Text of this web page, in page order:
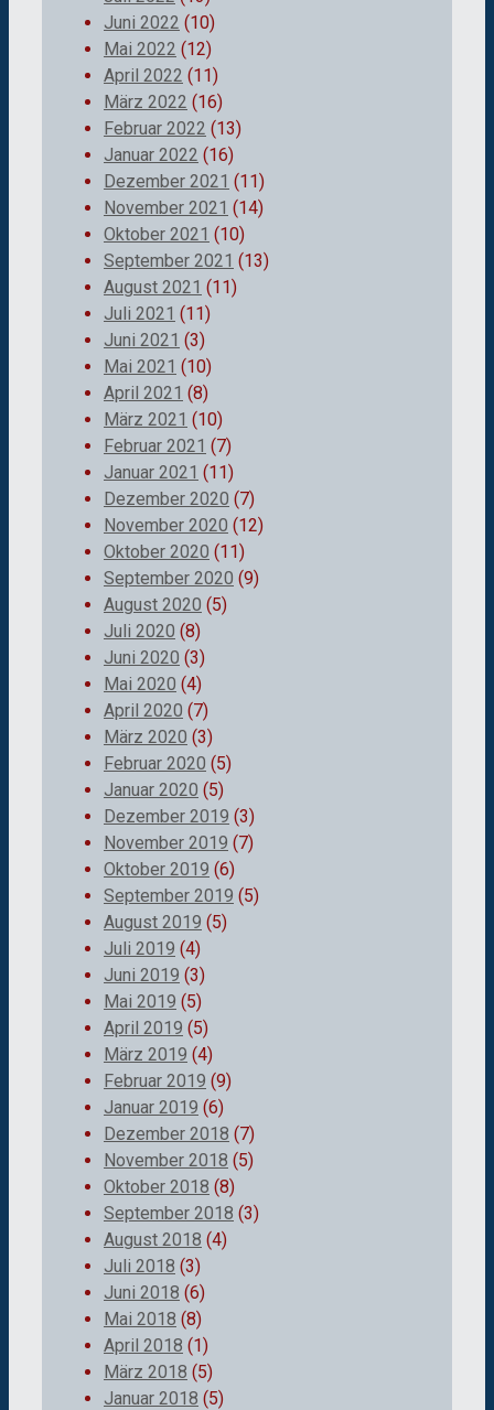
Juni 2022 (10)
Mai 2022 (12)
April 2022 (11)
März 2022 (16)
Februar 2022 (13)
Januar 2022 (16)
Dezember 2021 (11)
November 2021 (14)
Oktober 2021 (10)
September 2021 (13)
August 2021 (11)
Juli 2021 (11)
Juni 2021 (3)
Mai 2021 (10)
April 2021 (8)
März 2021 (10)
Februar 2021 (7)
Januar 2021 (11)
Dezember 2020 (7)
November 2020 (12)
Oktober 2020 (11)
September 2020 (9)
August 2020 (5)
Juli 2020 (8)
Juni 2020 (3)
Mai 2020 (4)
April 2020 (7)
März 2020 (3)
Februar 2020 (5)
Januar 2020 (5)
Dezember 2019 (3)
November 2019 (7)
Oktober 2019 (6)
September 2019 (5)
August 2019 (5)
Juli 2019 (4)
Juni 2019 (3)
Mai 2019 (5)
April 2019 (5)
März 2019 (4)
Februar 2019 (9)
Januar 2019 (6)
Dezember 2018 (7)
November 2018 (5)
Oktober 2018 (8)
September 2018 (3)
August 2018 (4)
Juli 2018 (3)
Juni 2018 (6)
Mai 2018 (8)
April 2018 (1)
März 2018 (5)
Januar 2018 (5)